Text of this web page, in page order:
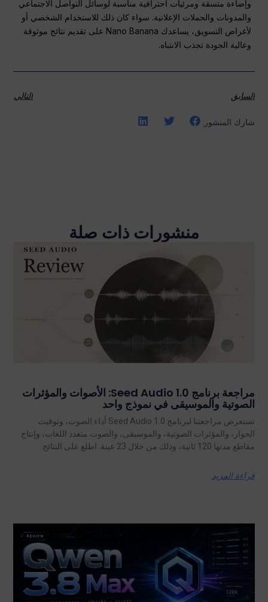
وإضاءة متسقة ومرئيات احترافية مناسبة لوسائل التواصل الاجتماعي
والمدونات والحملات الإعلانية. سواء كان ذلك للاستخدام الشخصي أو
لأغراض التسويق، يساعدك Nano Banana على تقديم نتائج موثوقة
وعالية الجودة تجذب الانتباه.
السابق التالي
شارك المنشور:
منشورات ذات صلة
مراجعة برنامج Seed Audio 1.0: الأصوات والمؤثرات
الصوتية والموسيقى في نموذج واحد
تستعرض مراجعتنا لبرنامج Seed Audio 1.0 أداء الصوت، وتوقيت
الحوار، والمؤثرات الصوتية، والموسيقى، والصوت متعدد اللغات، وإنتاج
مقاطع مدتها 120 ثانية، وذلك من خلال 23 عينة. اطلع على النتائج.
قراءة المزيد